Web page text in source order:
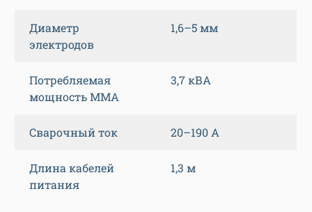
Диаметр
электродов
1,6–5 мм
Потребляемая
мощность MMA
3,7 кВА
Сварочный ток 20–190 А
Длина кабелей
питания
1,3 м